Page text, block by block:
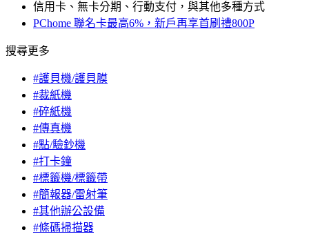
信用卡、無卡分期、行動支付，與其他多種方式
PChome 聯名卡最高6%，新戶再享首刷禮800P
搜尋更多
#護貝機/護貝膜
#裁紙機
#碎紙機
#傳真機
#點/驗鈔機
#打卡鐘
#標籤機/標籤帶
#簡報器/雷射筆
#其他辦公設備
#條碼掃描器